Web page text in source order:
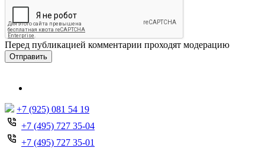
Перед публикацией комментарии проходят модерацию
Отправить
+7 (925) 081 54 19
+7 (495) 727 35-04
+7 (495) 727 35-01